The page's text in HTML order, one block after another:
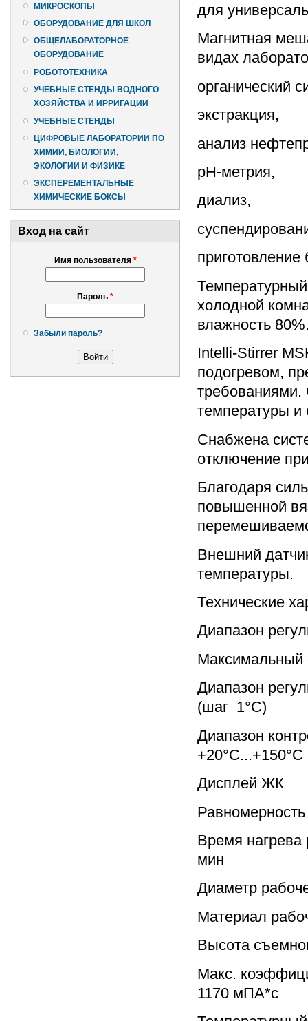
МИКРОСКОПЫ
ОБОРУДОВАНИЕ ДЛЯ ШКОЛ
ОБЩЕЛАБОРАТОРНОЕ
ОБОРУДОВАНИЕ
РОБОТОТЕХНИКА
УЧЕБНЫЕ СТЕНДЫ ВОДНОГО
ХОЗЯЙСТВА И ИРРИГАЦИИ
УЧЕБНЫЕ СТЕНДЫ
ЦИФРОВЫЕ ЛАБОРАТОРИИ ПО
ХИМИИ, БИОЛОГИИ,
ЭКОЛОГИИ И ФИЗИКЕ
ЭКСПЕРЕМЕНТАЛЬНЫЕ
ХИМИЧЕСКИЕ БОКСЫ
Вход на сайт
Имя пользователя *
Пароль *
Забыли пароль?
для
Магнитная
видах
органический
экстракция,
анализ
pH-метрия,
диализ,
холодной
влажность
Intelli-Stirrer
подогревом,
требованиями.
температуры и
Снабжена
отключение
Благодаря
повышенной
Внешний
температуры.
Технические
Диапазон
Максимальный
Диапазон
(шаг 1°C)
Диапазон
+20°C...+150°C
Дисплей ЖК
Время нагрева
мин
Диаметр
Материал
Высота
Макс.
1170 мПА*с